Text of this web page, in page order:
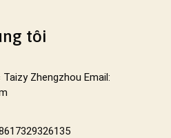
tôi
Zhengzhou Email: